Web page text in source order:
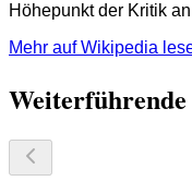
Höhepunkt der Kritik
Mehr auf Wikipedia